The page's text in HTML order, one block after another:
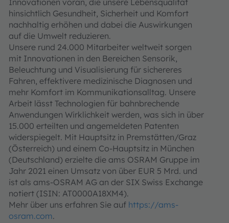
Innovationen voran, die unsere Lebensqualität
hinsichtlich Gesundheit, Sicherheit und Komfort
nachhaltig erhöhen und dabei die Auswirkungen
auf die Umwelt reduzieren.
Unsere rund 24.000 Mitarbeiter weltweit sorgen
mit Innovationen in den Bereichen Sensorik,
Beleuchtung und Visualisierung für sichereres
Fahren, effektivere medizinische Diagnosen und
mehr Komfort im Kommunikationsalltag. Unsere
Arbeit lässt Technologien für bahnbrechende
Anwendungen Wirklichkeit werden, was sich in über
15.000 erteilten und angemeldeten Patenten
widerspiegelt. Mit Hauptsitz in Premstätten/Graz
(Österreich) und einem Co-Hauptsitz in München
(Deutschland) erzielte die ams OSRAM Gruppe im
Jahr 2021 einen Umsatz von über EUR 5 Mrd. und
ist als ams-OSRAM AG an der SIX Swiss Exchange
notiert (ISIN: AT0000A18XM4).
Mehr über uns erfahren Sie auf https://ams-
osram.com.